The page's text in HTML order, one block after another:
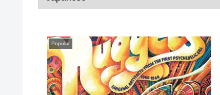
Popular